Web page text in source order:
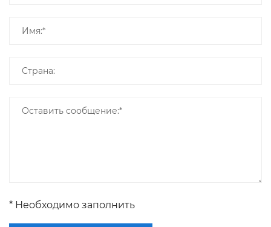
* Необходимо заполнить